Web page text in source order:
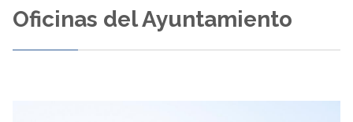
Oficinas del Ayuntamiento